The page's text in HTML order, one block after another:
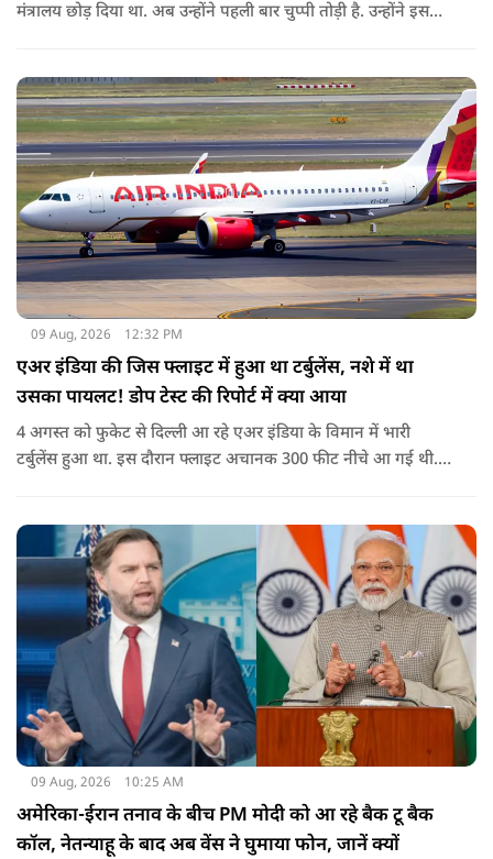
मंत्रालय छोड़ दिया था. अब उन्होंने पहली बार चुप्पी तोड़ी है. उन्होंने इस
09 Aug, 2026 12:32 PM
एअर इंडिया की जिस फ्लाइट में हुआ था टर्बुलेंस, नशे में था
उसका पायलट! डोप टेस्ट की रिपोर्ट में क्या आया
4 अगस्त को फुकेट से दिल्ली आ रहे एअर इंडिया के विमान में भारी
टर्बुलेंस हुआ था. इस दौरान फ्लाइट अचानक 300 फीट नीचे आ गई थी.
09 Aug, 2026 10:25 AM
अमेरिका-ईरान तनाव के बीच PM मोदी को आ रहे बैक टू बैक
कॉल, नेतन्याहू के बाद अब वेंस ने घुमाया फोन, जानें क्यों